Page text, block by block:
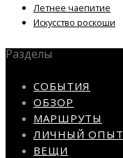
Летнее чаепитие
Искусство роскоши
Разделы
СОБЫТИЯ
ОБЗОР
МАРШРУТЫ
ЛИЧНЫЙ ОПЫТ
ВЕЩИ